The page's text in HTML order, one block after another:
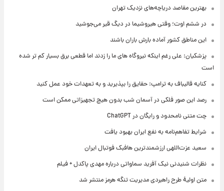
بهترین مقاصد دریاچه‌های نزدیک تهران
در ششم اوت؛ وقتی هیروشیما در دیگ قیر می‌جوشید
این مناطق کشور آماده بارش باران باشند
پزشکیان: علی رغم اینکه نیروگاه های ما را زدند اما قطعی برق بسیار کم تر شده
است
کنایه قالیباف به ترامپ: حقایق را بپذیرید و به تعهدات خود عمل کنید
رصد این صور فلکی در آسمان شب بدون هیچ تجهیزاتی ممکن است
چت متنی نامحدود و رایگان در ChatGPT
شرایط تفاهم‌نامه به نفع ایران بهبود یافت
سعید عزت‌اللهی ارزشمندترین هافبک فوتبال ایران
نظرات شنیدنی نیک آفرید سماواتی درباره مهدی پاکدل + فیلم
متن اولیۀ طرح راهبردی مدیریت تنگه هرمز منتشر شد